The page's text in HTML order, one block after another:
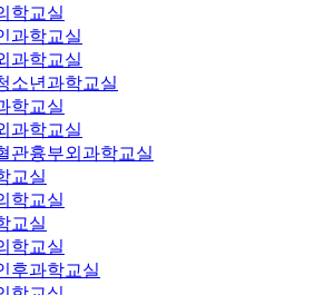
학교실
과학교실
과학교실
소년과학교실
학교실
과학교실
관흉부외과학교실
교실
학교실
교실
학교실
후과학교실